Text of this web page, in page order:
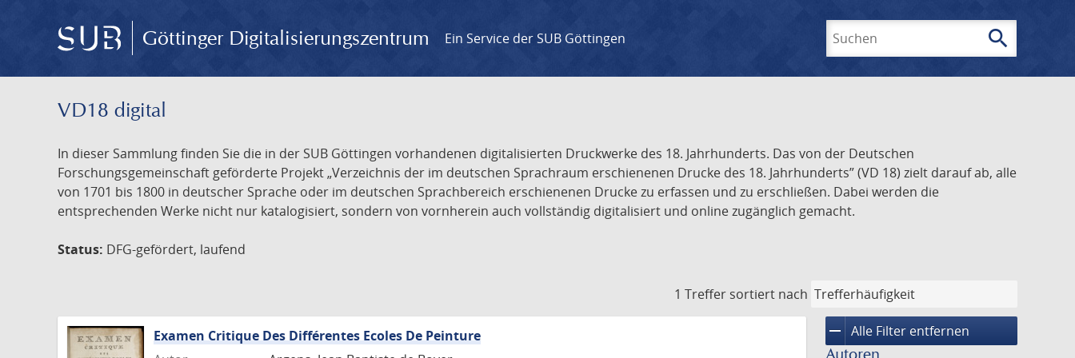
Göttinger Digitalisierungszentrum Ein Service der SUB Göttingen search
VD18 digital
In dieser Sammlung finden Sie die in der SUB Göttingen vorhandenen digitalisierten Druckwerke des 18. Jahrhunderts. Das von der Deutschen
Forschungsgemeinschaft geförderte Projekt „Verzeichnis der im deutschen Sprachraum erschienenen Drucke des 18. Jahrhunderts” (VD 18) zielt darauf ab, alle
von 1701 bis 1800 in deutscher Sprache oder im deutschen Sprachbereich erschienenen Drucke zu erfassen und zu erschließen. Dabei werden die
entsprechenden Werke nicht nur katalogisiert, sondern von vornherein auch vollständig digitalisiert und online zugänglich gemacht.
Status: DFG-gefördert, laufend
1 Treffer sortiert nach
remove Alle Filter entfernen
Examen Critique Des Différentes Ecoles De Peinture